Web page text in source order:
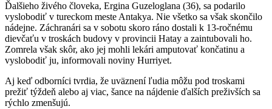
Ďalšieho živého človeka, Ergina Guzeloglana (36), sa podarilo
vyslobodiť v tureckom meste Antakya. Nie všetko sa však skončilo
nádejne. Záchranári sa v sobotu skoro ráno dostali k 13-ročnému
dievčaťu v troskách budovy v provincii Hatay a zaintubovali ho.
Zomrela však skôr, ako jej mohli lekári amputovať končatinu a
vyslobodiť ju, informovali noviny Hurriyet.
Aj keď odborníci tvrdia, že uväznení ľudia môžu pod troskami
prežiť týždeň alebo aj viac, šance na nájdenie ďalších preživších sa
rýchlo zmenšujú.